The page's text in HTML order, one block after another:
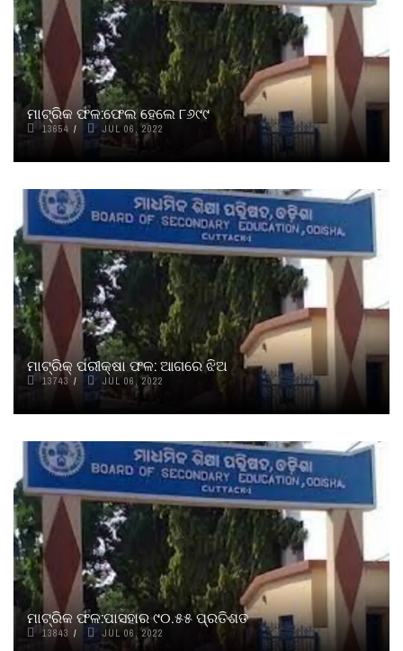
ମାଟ୍ରିକ ଫଳ:ଫେଲ ହେଲେ ୮୬୯୯
13654 JUL 06, 2022
ମାଟ୍ରିକ୍ ପରୀକ୍ଷା ଫଳ: ଆଗରେ ଝିଅ
13743 JUL 06, 2022
ମାଟ୍ରିକ ଫଳ:ପାସହାର ୯୦.୫୫ ପ୍ରତିଶତ
13843 JUL 06, 2022